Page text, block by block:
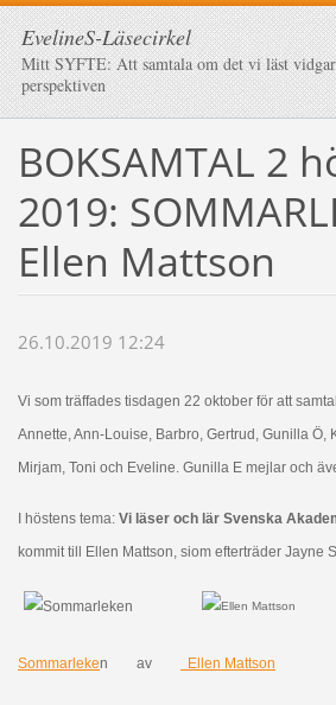
EvelineS-Läsecirkel
Mitt SYFTE: Att samtala om det vi läst vidgar
perspektiven
BOKSAMTAL 2
2019:
Ellen Mattson
26.10.2019 12:24
Vi som träffades tisdagen 22 oktober för att
Annette, Ann-Louise, Barbro, Gertrud, Gunilla Ö,
Mirjam, Toni och Eveline. Gunilla E mejlar och
I höstens tema: Vi läser och lär Svenska
kommit till Ellen Mattson, siom efterträder Jayne
Sommarleken av Ellen Mattson